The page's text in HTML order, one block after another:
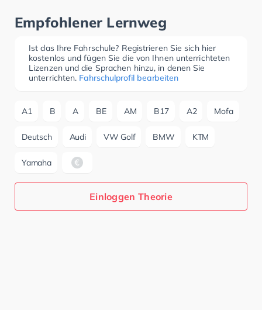
Empfohlener Lernweg
Ist das Ihre Fahrschule? Registrieren Sie sich hier
kostenlos und fügen Sie die von Ihnen unterrichteten
Lizenzen und die Sprachen hinzu, in denen Sie
unterrichten. Fahrschulprofil bearbeiten
A1 B A BE AM B17 A2 Mofa
Deutsch Audi VW Golf BMW KTM
Yamaha
Einloggen Theorie